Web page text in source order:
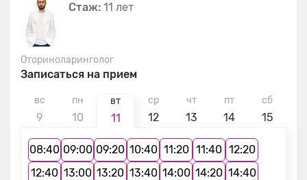
Стаж: 11 лет
Оториноларинголог
Записаться на прием
вс
9
пн
10
вт
11
ср
12
чт
13
пт
14
сб
15
08:40 09:00 09:20 10:40 11:20 11:40 12:20
12:40 13:00 13:20 13:40 14:00 14:20 14:40